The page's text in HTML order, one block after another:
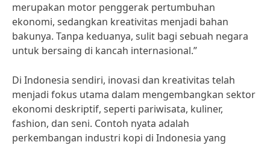
merupakan motor penggerak pertumbuhan
ekonomi, sedangkan kreativitas menjadi bahan
bakunya. Tanpa keduanya, sulit bagi sebuah negara
untuk bersaing di kancah internasional.”
Di Indonesia sendiri, inovasi dan kreativitas telah
menjadi fokus utama dalam mengembangkan sektor
ekonomi deskriptif, seperti pariwisata, kuliner,
fashion, dan seni. Contoh nyata adalah
perkembangan industri kopi di Indonesia yang